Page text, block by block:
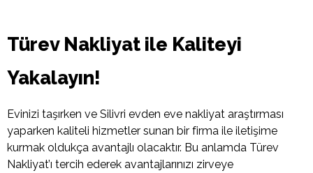
Türev Nakliyat ile Kaliteyi
Yakalayın!
Evinizi taşırken ve Silivri evden eve nakliyat araştırması
yaparken kaliteli hizmetler sunan bir firma ile iletişime
kurmak oldukça avantajlı olacaktır. Bu anlamda Türev
Nakliyat’ı tercih ederek avantajlarınızı zirveye